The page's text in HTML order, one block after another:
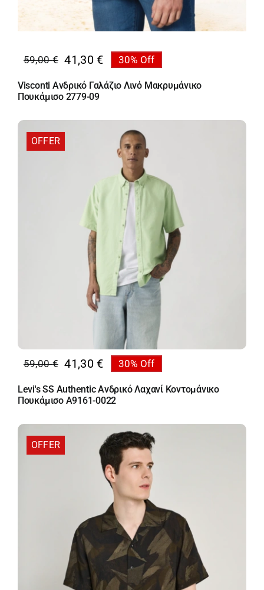
59,00€
Original
price
was:
41,30 €
Η
τρέχουσα
τιμή
41,30 €.
30% Off
Visconti Ανδρικό Γαλάζιο Λινό Μακρυμάνικο
Πουκάμισο 2779-09
OFFER
59,00€
Original
price
was:
41,30 €
Η
τρέχουσα
τιμή
41,30 €.
30% Off
Levi's SS Authentic Ανδρικό Λαχανί Κοντομάνικο
Πουκάμισο A9161-0022
OFFER